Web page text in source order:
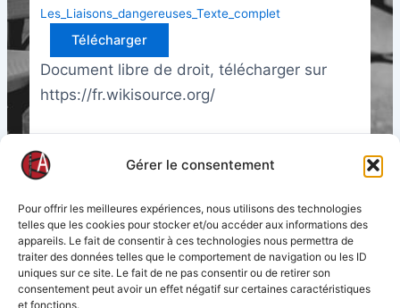
Gérer le consentement
Pour offrir les meilleures expériences, nous utilisons des technologies
telles que les cookies pour stocker et/ou accéder aux informations des
appareils. Le fait de consentir à ces technologies nous permettra de
traiter des données telles que le comportement de navigation ou les ID
uniques sur ce site. Le fait de ne pas consentir ou de retirer son
consentement peut avoir un effet négatif sur certaines caractéristiques
et fonctions.
Les_Liaisons_dangereuses_Texte_complet
Télécharger
Document libre de droit, télécharger sur
https://fr.wikisource.org/
What are your Feelings